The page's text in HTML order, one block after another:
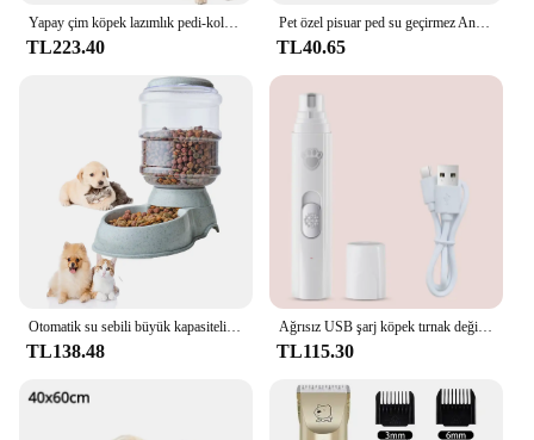
Yapay çim köpek lazımlık pedi-kolay temizlenebilir, kokuya dayanıklı, kapalı/açık evcil hayvan eğitim çözümü
TL223.40
Pet özel pisuar ped su geçirmez Antiskid nefes Pet kedi köpek kat Mat kullanımlık yavru köpek eğitim pedi uyku pedi köpek malzemeleri
TL40.65
Otomatik su sebili büyük kapasiteli Pet besleyici küçük köpek maması kasesi kedi besleyici suluk Pet besleme tiryakisi su kasesi
TL138.48
Ağrısız USB şarj köpek tırnak değirmenleri şarj edilebilir evcil hayvan tırnak Clippers sessiz elektrikli köpek kedi Paws tırnak bakım giyotin araçları
TL115.30